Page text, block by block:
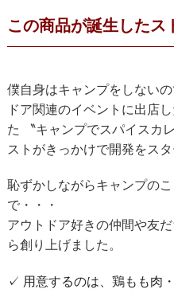
この商品が誕生したス
僕自身はキャンプをしない
ドア関連のイベントに出店
た 〝キャンプでスパイスカ
ストがきっかけで開発をスタ
恥ずかしながらキャンプの
で・・・
アウトドア好きの仲間や友
ら創り上げました。
✓ 用意するのは、鶏もも肉